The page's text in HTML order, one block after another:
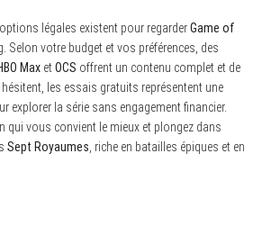
légales existent pour regarderGame of
Selon votre budget et vos préférences, des
MaxetOCS offrent un contenu complet et de
les essais gratuits représentent une
explorer la série sans engagement financier.
qui vous convient le mieux et plongez dans
Sept Royaumes , riche en batailles épiques et en